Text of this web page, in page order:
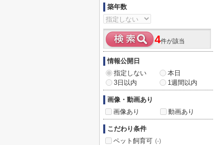
築年数
4件が該当
情報公開日
指定しない
本日
3日以内
1週間以内
画像・動画あり
画像あり
動画あり
こだわり条件
ペット飼育可 (-)